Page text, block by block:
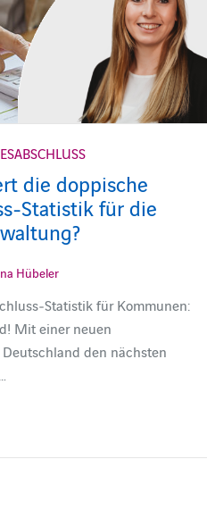
die doppische
Statistik für die
Hübeler
für Kommunen:
Mit einer neuen
den nächsten